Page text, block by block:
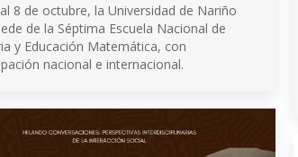
8 de octubre, la Universidad de Nariño
de la Séptima Escuela Nacional de
y Educación Matemática, con
nacional e internacional.